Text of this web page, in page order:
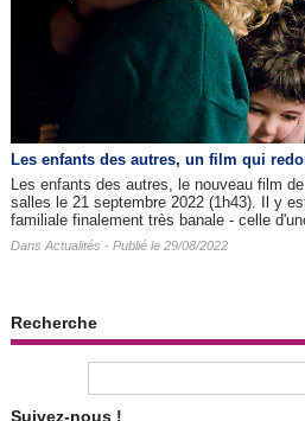
Les enfants des autres​, un film qui
Les enfants des autres, le nouveau film
salles le 21 septembre 2022 (1h43). Il y
familiale finalement très banale - celle
Dans Actualités - Publié le 29/08/2022
Recherche
Suivez-nous !